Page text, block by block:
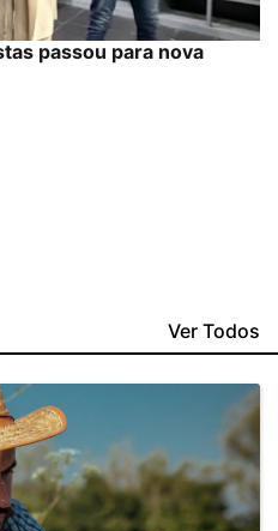
passou para nova
Ver Todos